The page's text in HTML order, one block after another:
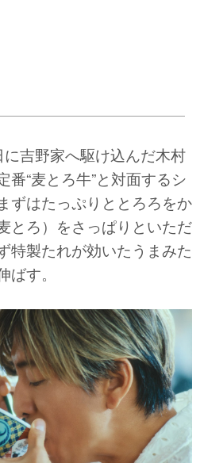
吉野家へ駆け込んだ木村
番“麦とろ牛”と対面するシ
ずはたっぷりととろろをか
とろ）をさっぱりといただ
特製たれが効いたうまみた
す。